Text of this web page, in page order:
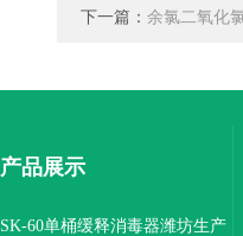
下一篇： 余氯二氧化
产品展示
SK-60单桶缓释消毒器潍坊生产